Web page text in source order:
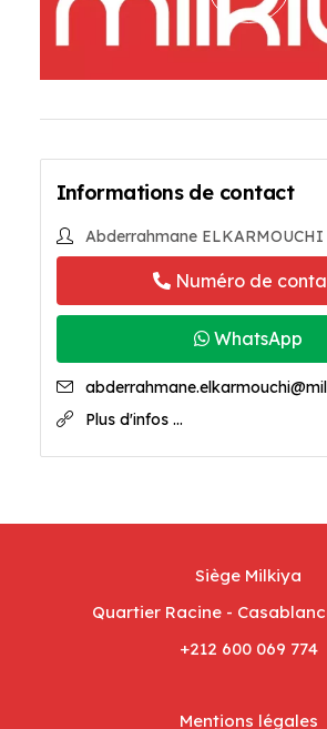
Informations de contact
Abderrahmane ELKARMOUCHI
Numéro de
WhatsApp
Plus d'infos ...
Siège Milkiya
Quartier Racine -
+212 600 069 774
Mentions légales